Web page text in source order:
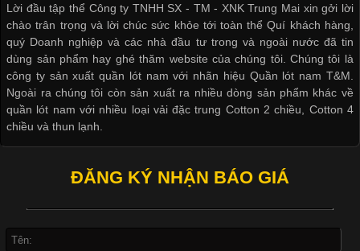
được ứng dụng rộng rãi trong ngành sản xuất may mặc, đặc
biệt là các sản phẩm từ vải thun. Hiện nay,
Công Nghệ In Chuyển Nhiệt Trong Ngành Thời Trang Hiện
Cập nhật 2026-04-21 15:41:03
In Chuyển Nhiệt Là Gì? Công Nghệ In Hiện Đại Trong Ngành
là một trong những công nghệ phổ biến nhờ khả năng tạo ra
Lời đầu tập thể Công ty TNHH SX - TM - XNK Trung Mai xin gởi lời
chào trân trọng và lời chúc sức khỏe tới toàn thể Quí khách hàng,
quý Doanh nghiệp và các nhà đầu tư trong và ngoài nước đã tin
dùng sản phẩm hay ghé thăm website của chúng tôi. Chúng tôi là
công ty sản xuất quần lót nam với nhãn hiệu Quần lót nam T&M.
Ngoài ra chúng tôi còn sản xuất ra nhiều dòng sản phẩm khác về
quần lót nam với nhiều loại vải đặc trung Cotton 2 chiều, Cotton 4
chiều và thun lạnh.
ĐĂNG KÝ NHẬN BÁO GIÁ